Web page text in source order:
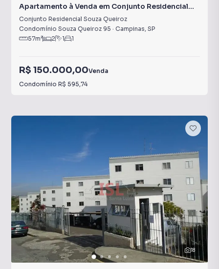
Apartamento à Venda em Conjunto Residencial
Souza Queiroz
Conjunto Residencial Souza Queiroz
Condomínio Souza Queiroz 95 · Campinas, SP
57m² 2 1 1
R$ 150.000,00Venda
Condomínio R$ 595,74
18